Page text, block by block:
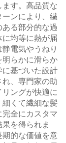
す。高品質な
ンにより、繊
る部分的な過
均等に熱が届
電気やうねり
らかに滑らか
基づいた設計
、専門家の助
ングが快適に
くて繊細な髪
全にカスタマ
を得られま
的な価値を意